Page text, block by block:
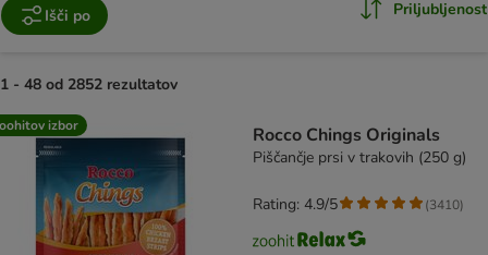
Išči po Priljubljenost
1 - 48 od 2852 rezultatov
product items have been changed
izbor Rocco Chings Originals
Piščančje prsi v trakovih (250 g)
Rating: 4.9/5 (3410)